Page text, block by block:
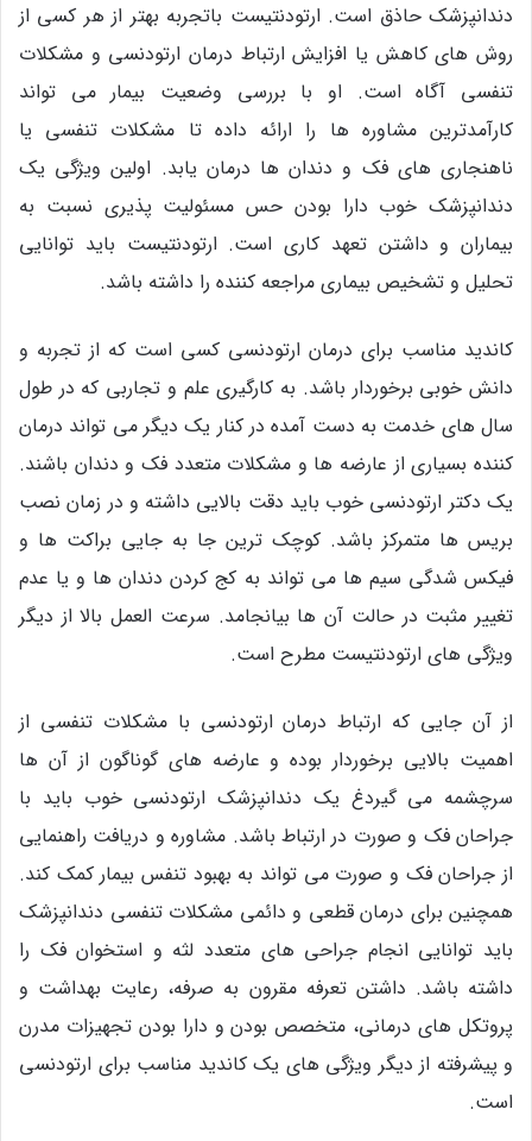
دندانپزشک حاذق است. ارتودنتیست باتجربه بهتر از هر کسی از
روش های کاهش یا افزایش ارتباط درمان ارتودنسی و مشکلات
تنفسی آگاه است. او با بررسی وضعیت بیمار می تواند
کارآمدترین مشاوره ها را ارائه داده تا مشکلات تنفسی یا
ناهنجاری های فک و دندان ها درمان یابد. اولین ویژگی یک
دندانپزشک خوب دارا بودن حس مسئولیت پذیری نسبت به
بیماران و داشتن تعهد کاری است. ارتودنتیست باید توانایی
تحلیل و تشخیص بیماری مراجعه کننده را داشته باشد.
کاندید مناسب برای درمان ارتودنسی کسی است که از تجربه و
دانش خوبی برخوردار باشد. به کارگیری علم و تجاربی که در طول
سال های خدمت به دست آمده در کنار یک دیگر می تواند درمان
کننده بسیاری از عارضه ها و مشکلات متعدد فک و دندان باشند.
یک دکتر ارتودنسی خوب باید دقت بالایی داشته و در زمان نصب
بریس ها متمرکز باشد. کوچک ترین جا به جایی براکت ها و
فیکس شدگی سیم ها می تواند به کج کردن دندان ها و یا عدم
تغییر مثبت در حالت آن ها بیانجامد. سرعت العمل بالا از دیگر
ویژگی های ارتودنتیست مطرح است.
از آن جایی که ارتباط درمان ارتودنسی با مشکلات تنفسی از
اهمیت بالایی برخوردار بوده و عارضه های گوناگون از آن ها
سرچشمه می گیردغ یک دندانپزشک ارتودنسی خوب باید با
جراحان فک و صورت در ارتباط باشد. مشاوره و دریافت راهنمایی
از جراحان فک و صورت می تواند به بهبود تنفس بیمار کمک کند.
همچنین برای درمان قطعی و دائمی مشکلات تنفسی دندانپزشک
باید توانایی انجام جراحی های متعدد لثه و استخوان فک را
داشته باشد. داشتن تعرفه مقرون به صرفه، رعایت بهداشت و
پروتکل های درمانی، متخصص بودن و دارا بودن تجهیزات مدرن
و پیشرفته از دیگر ویژگی های یک کاندید مناسب برای ارتودنسی
است.